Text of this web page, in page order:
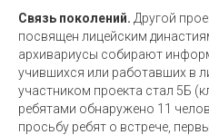
Связь поколений. Другой
посвящен лицейским
архивариусы собирают
учившихся или работавших в
участником проекта стал 5Б
ребятами обнаружено 11
просьбу ребят о встрече,